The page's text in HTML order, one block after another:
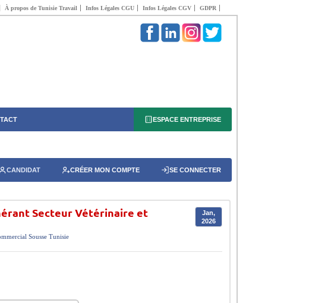
À propos de Tunisie Travail Infos Légales CGU Infos Légales CGV GDPR
ESPACE ENTREPRISE
CANDIDAT CRÉER MON COMPTE SE CONNECTER
Secteur Vétérinaire et
Jan,
2026
Sousse Tunisie